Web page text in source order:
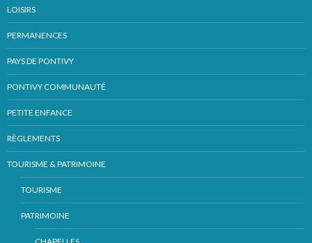
LOISIRS
PERMANENCES
PAYS DE PONTIVY
PONTIVY COMMUNAUTÉ
PETITE ENFANCE
RÈGLEMENTS
TOURISME & PATRIMOINE
TOURISME
PATRIMOINE